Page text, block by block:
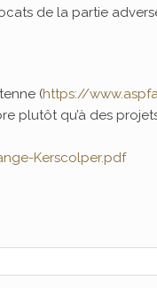
de la partie
(https://
plutôt qu’à des
Kerscolper.pdf